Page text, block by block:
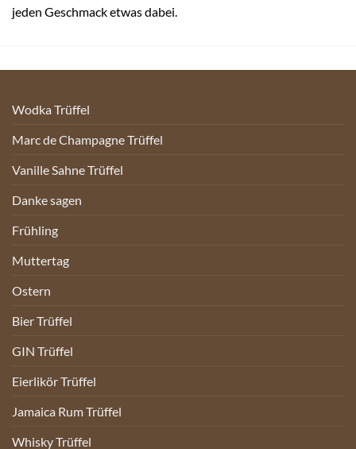
jeden Geschmack etwas dabei.
Wodka Trüffel
Marc de Champagne Trüffel
Vanille Sahne Trüffel
Danke sagen
Frühling
Muttertag
Ostern
Bier Trüffel
GIN Trüffel
Eierlikör Trüffel
Jamaica Rum Trüffel
Whisky Trüffel